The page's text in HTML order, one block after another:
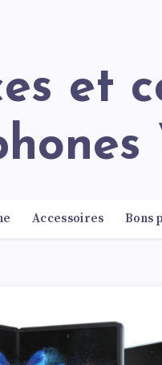
Accessoires Bons